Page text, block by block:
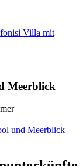
Villa mit
Meerblick
und Meerblick